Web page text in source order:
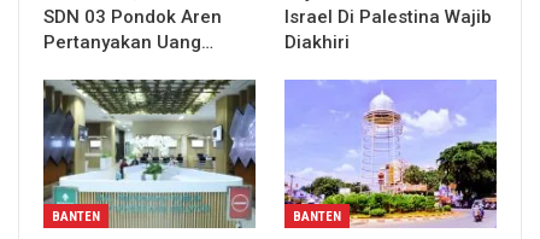
SDN 03 Pondok Aren
Pertanyakan Uang…
Israel Di Palestina Wajib
Diakhiri
BANTEN BANTEN